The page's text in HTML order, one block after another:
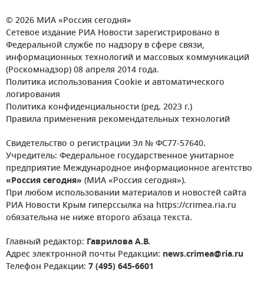
© 2026 МИА «Россия сегодня»
Сетевое издание РИА Новости зарегистрировано в
Федеральной службе по надзору в сфере связи,
информационных технологий и массовых коммуникаций
(Роскомнадзор) 08 апреля 2014 года.
Политика использования Cookie и автоматического
логирования
Политика конфиденциальности (ред. 2023 г.)
Правила применения рекомендательных технологий
Свидетельство о регистрации Эл № ФС77-57640.
Учредитель: Федеральное государственное унитарное
предприятие Международное информационное агентство
«Россия сегодня» (МИА «Россия сегодня»).
При любом использовании материалов и новостей сайта
РИА Новости Крым гиперссылка на https://crimea.ria.ru
обязательна не ниже второго абзаца текста.
Главный редактор: Гаврилова А.В.
Адрес электронной почты Редакции: news.crimea@ria.ru
Телефон Редакции: 7 (495) 645-6601